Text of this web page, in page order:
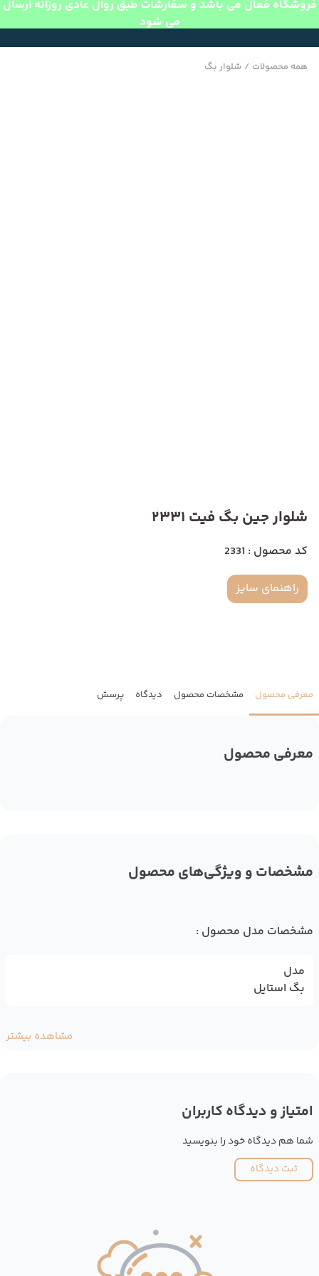
فروشگاه فعال می باشد و سفارشات طبق روال عادی روزانه ارسال
می شود
همه محصولات / شلوار بگ
شلوار جین بگ فیت 2331
کد محصول : 2331
راهنمای سایز
معرفی محصول مشخصات محصول دیدگاه پرسش
معرفی محصول
مشخصات و ویژگی‌های محصول
مشخصات مدل محصول :
مدل
بگ استایل
مشاهده بیشتر
امتیاز و دیدگاه کاربران
شما هم دیدگاه خود را بنویسید
ثبت دیدگاه